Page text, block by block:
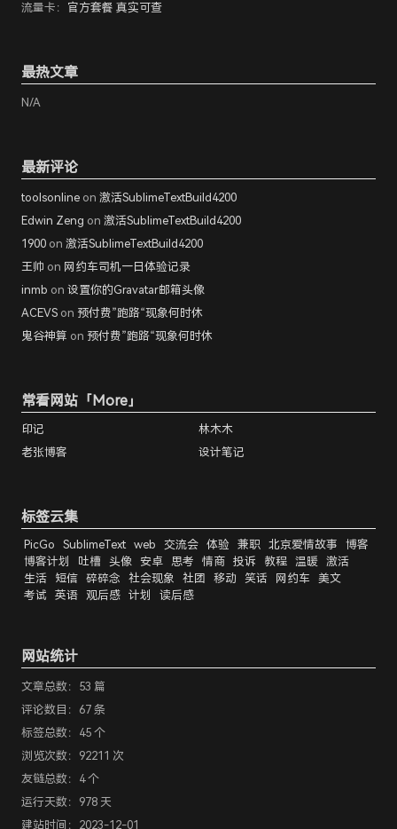
流量卡： 官方套餐 真实可查
最热文章
N/A
最新评论
toolsonline on 激活SublimeTextBuild4200
Edwin Zeng on 激活SublimeTextBuild4200
1900 on 激活SublimeTextBuild4200
王帅 on 网约车司机一日体验记录
inmb on 设置你的Gravatar邮箱头像
ACEVS on 预付费”跑路“现象何时休
鬼谷神算 on 预付费”跑路“现象何时休
常看网站「 More 」
印记
林木木
老张博客
设计笔记
标签云集
PicGo SublimeText web 交流会 体验 兼职 北京爱情故事
博客
博客计划
吐槽 头像 安卓 思考 情商 投诉 教程 温暖 激活
生活
短信 碎碎念 社会现象 社团 移动 笑话 网约车
美文
考试
英语 观后感 计划 读后感
网站统计
文章总数：53 篇
评论数目：67 条
标签总数：45 个
浏览次数：92211 次
友链总数：4 个
运行天数：978 天
建站时间：2023-12-01